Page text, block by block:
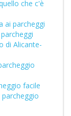
che c'è
ai parcheggi
di Alicante-
facile